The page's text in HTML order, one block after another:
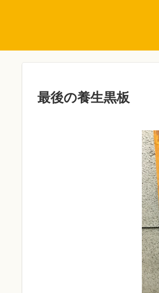
最後の養生黒板